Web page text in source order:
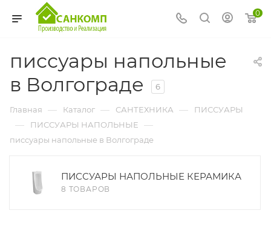
0
писсуары напольные
в Волгограде
6
Главная — Каталог — САНТЕХНИКА — ПИССУАРЫ
— ПИССУАРЫ НАПОЛЬНЫЕ —
писсуары напольные в Волгограде
ПИССУАРЫ НАПОЛЬНЫЕ КЕРАМИКА
8 ТОВАРОВ